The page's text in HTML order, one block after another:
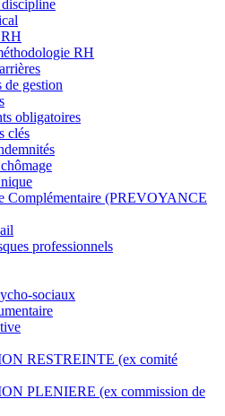
RH
de gestion
obligatoires
clés
Complémentaire (PREVOYANCE
professionnels
sociaux
RESTREINTE (ex comité
PLENIERE (ex commission de